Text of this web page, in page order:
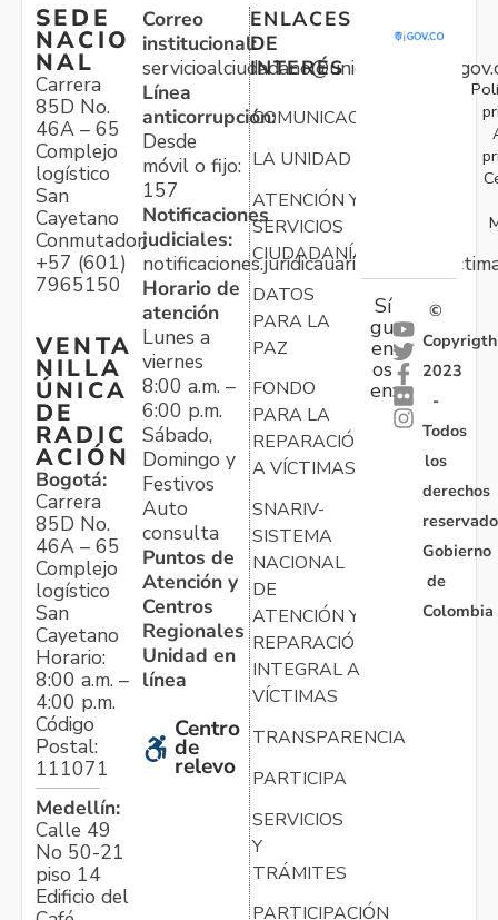
SEDE
NACIO
NAL
Carrera
85D No.
46A – 65
Complejo
logístico
San
Cayetano
Conmutador:
+57 (601)
7965150
VENTA
NILLA
ÚNICA
DE
RADIC
ACIÓN
Bogotá:
Carrera
85D No.
46A – 65
Complejo
logístico
San
Cayetano
Horario:
8:00 a.m. –
4:00 p.m.
Código
Postal:
111071
Medellín:
Calle 49
No 50-21
piso 14
Edificio del
Correo
institucional:
Línea
anticorrupción:
Desde
móvil o fijo:
157
Notificaciones
judiciales:
Horario de
atención
Lunes a
viernes
8:00 a.m. –
6:00 p.m.
Sábado,
Domingo y
Festivos
Auto
consulta
Puntos de
Atención y
Centros
Regionales
Unidad en
línea
Centro
de
relevo
ENLACES
DE
INTERÉS
COMUNICACIONES
LA UNIDAD
ATENCIÓN Y
SERVICIOS
CIUDADANÍA
DATOS
PARA LA
PAZ
FONDO
PARA LA
REPARACIÓN
A VÍCTIMAS
SNARIV-
SISTEMA
NACIONAL
DE
ATENCIÓN Y
REPARACIÓN
INTEGRAL A
VÍCTIMAS
TRANSPARENCIA
PARTICIPA
SERVICIOS
Y
TRÁMITES
PARTICIPACIÓN
Sí
gu
en
os
en:
©
Copyrigth
2023
-
Todos
los
derechos
Gobierno
de
Colombia